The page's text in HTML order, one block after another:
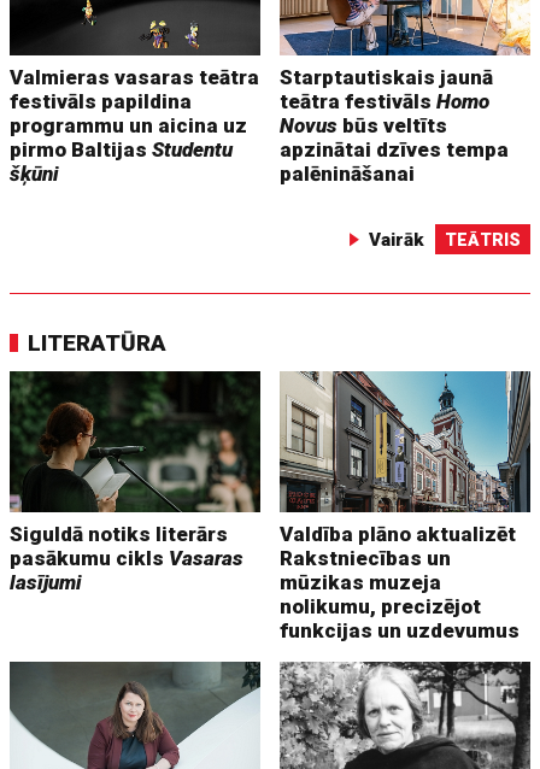
Valmieras vasaras teātra
festivāls papildina
programmu un aicina uz
pirmo BaltijasStudentu
šķūni
Starptautiskais jaunā
teātra festivālsHomo
Novus būs veltīts
apzinātai dzīves tempa
palēnināšanai
Vairāk TEĀTRIS
LITERATŪRA
Siguldā notiks literārs
pasākumu cikls Vasaras
lasījumi
Valdība plāno aktualizēt
Rakstniecības un
mūzikas muzeja
nolikumu, precizējot
funkcijas un uzdevumus